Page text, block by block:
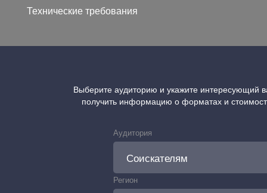
Технические требования
Выберите аудиторию и укажите интересующий
получить информацию о форматах и
Аудитория
Регион